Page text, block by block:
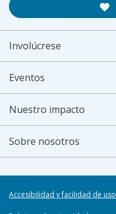
Involúcrese
Eventos
Nuestro impacto
Sobre nosotros
Accesibilidad y facilidad de uso